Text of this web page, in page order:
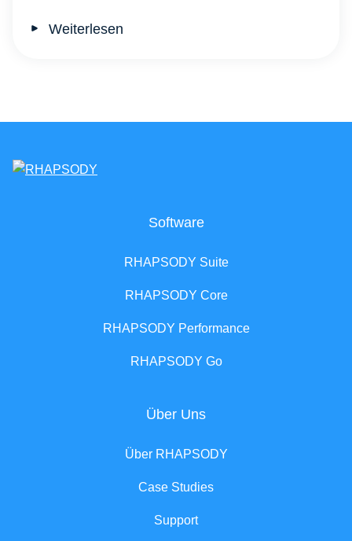
Weiterlesen
Software
RHAPSODY Suite
RHAPSODY Core
RHAPSODY Performance
RHAPSODY Go
Über Uns
Über RHAPSODY
Case Studies
Support